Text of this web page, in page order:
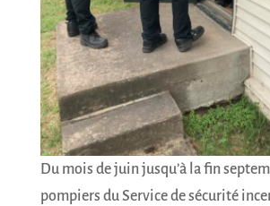
Du mois de juin jusqu’à la fin
pompiers du Service de sécurité